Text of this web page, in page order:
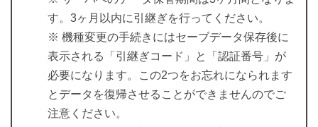
す。3ヶ月以内に引継ぎを行ってください。
※ 機種変更の手続きにはセーブデータ保存後に
表示される「引継ぎコード」と「認証番号」が
必要になります。この2つをお忘れになられます
とデータを復帰させることができませんのでご
注意ください。